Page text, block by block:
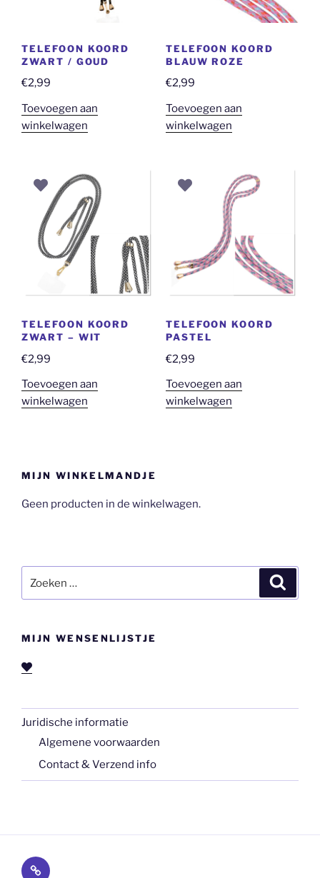
TELEFOON KOORD
ZWART / GOUD
€2,99
Toevoegen aan
winkelwagen
TELEFOON KOORD
BLAUW ROZE
€2,99
Toevoegen aan
winkelwagen
TELEFOON KOORD
ZWART – WIT
€2,99
Toevoegen aan
winkelwagen
TELEFOON KOORD
PASTEL
€2,99
Toevoegen aan
winkelwagen
MIJN WINKELMANDJE
Geen producten in de winkelwagen.
naar:
MIJN WENSENLIJSTJE
Juridische informatie
Algemene voorwaarden
Contact & Verzend info
Juridische